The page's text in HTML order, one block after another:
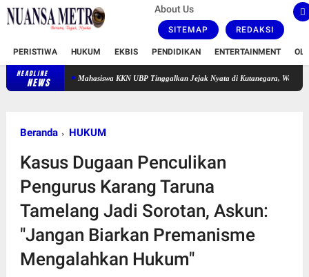
About Us
SITEMAP REDAKSI
PERISTIWA HUKUM EKBIS PENDIDIKAN ENTERTAINMENT
HEADLINE
NEWS
Mahasiswa KKN UBP Tinggalkan Jejak Nyata di Kutanegara, Warga Minta Masa
Beranda HUKUM
Kasus Dugaan Penculikan
Pengurus Karang Taruna
Tamelang Jadi Sorotan, Askun:
"Jangan Biarkan Premanisme
Mengalahkan Hukum"